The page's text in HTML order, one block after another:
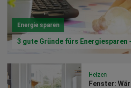
Energie sparen
3 gute Gründe fürs Energiesparen
Heizen
Fenster: